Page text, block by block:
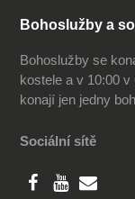
Bohoslužby a
Bohoslužby se
kostele a v 10:00
konají jen jedny
Sociální sítě